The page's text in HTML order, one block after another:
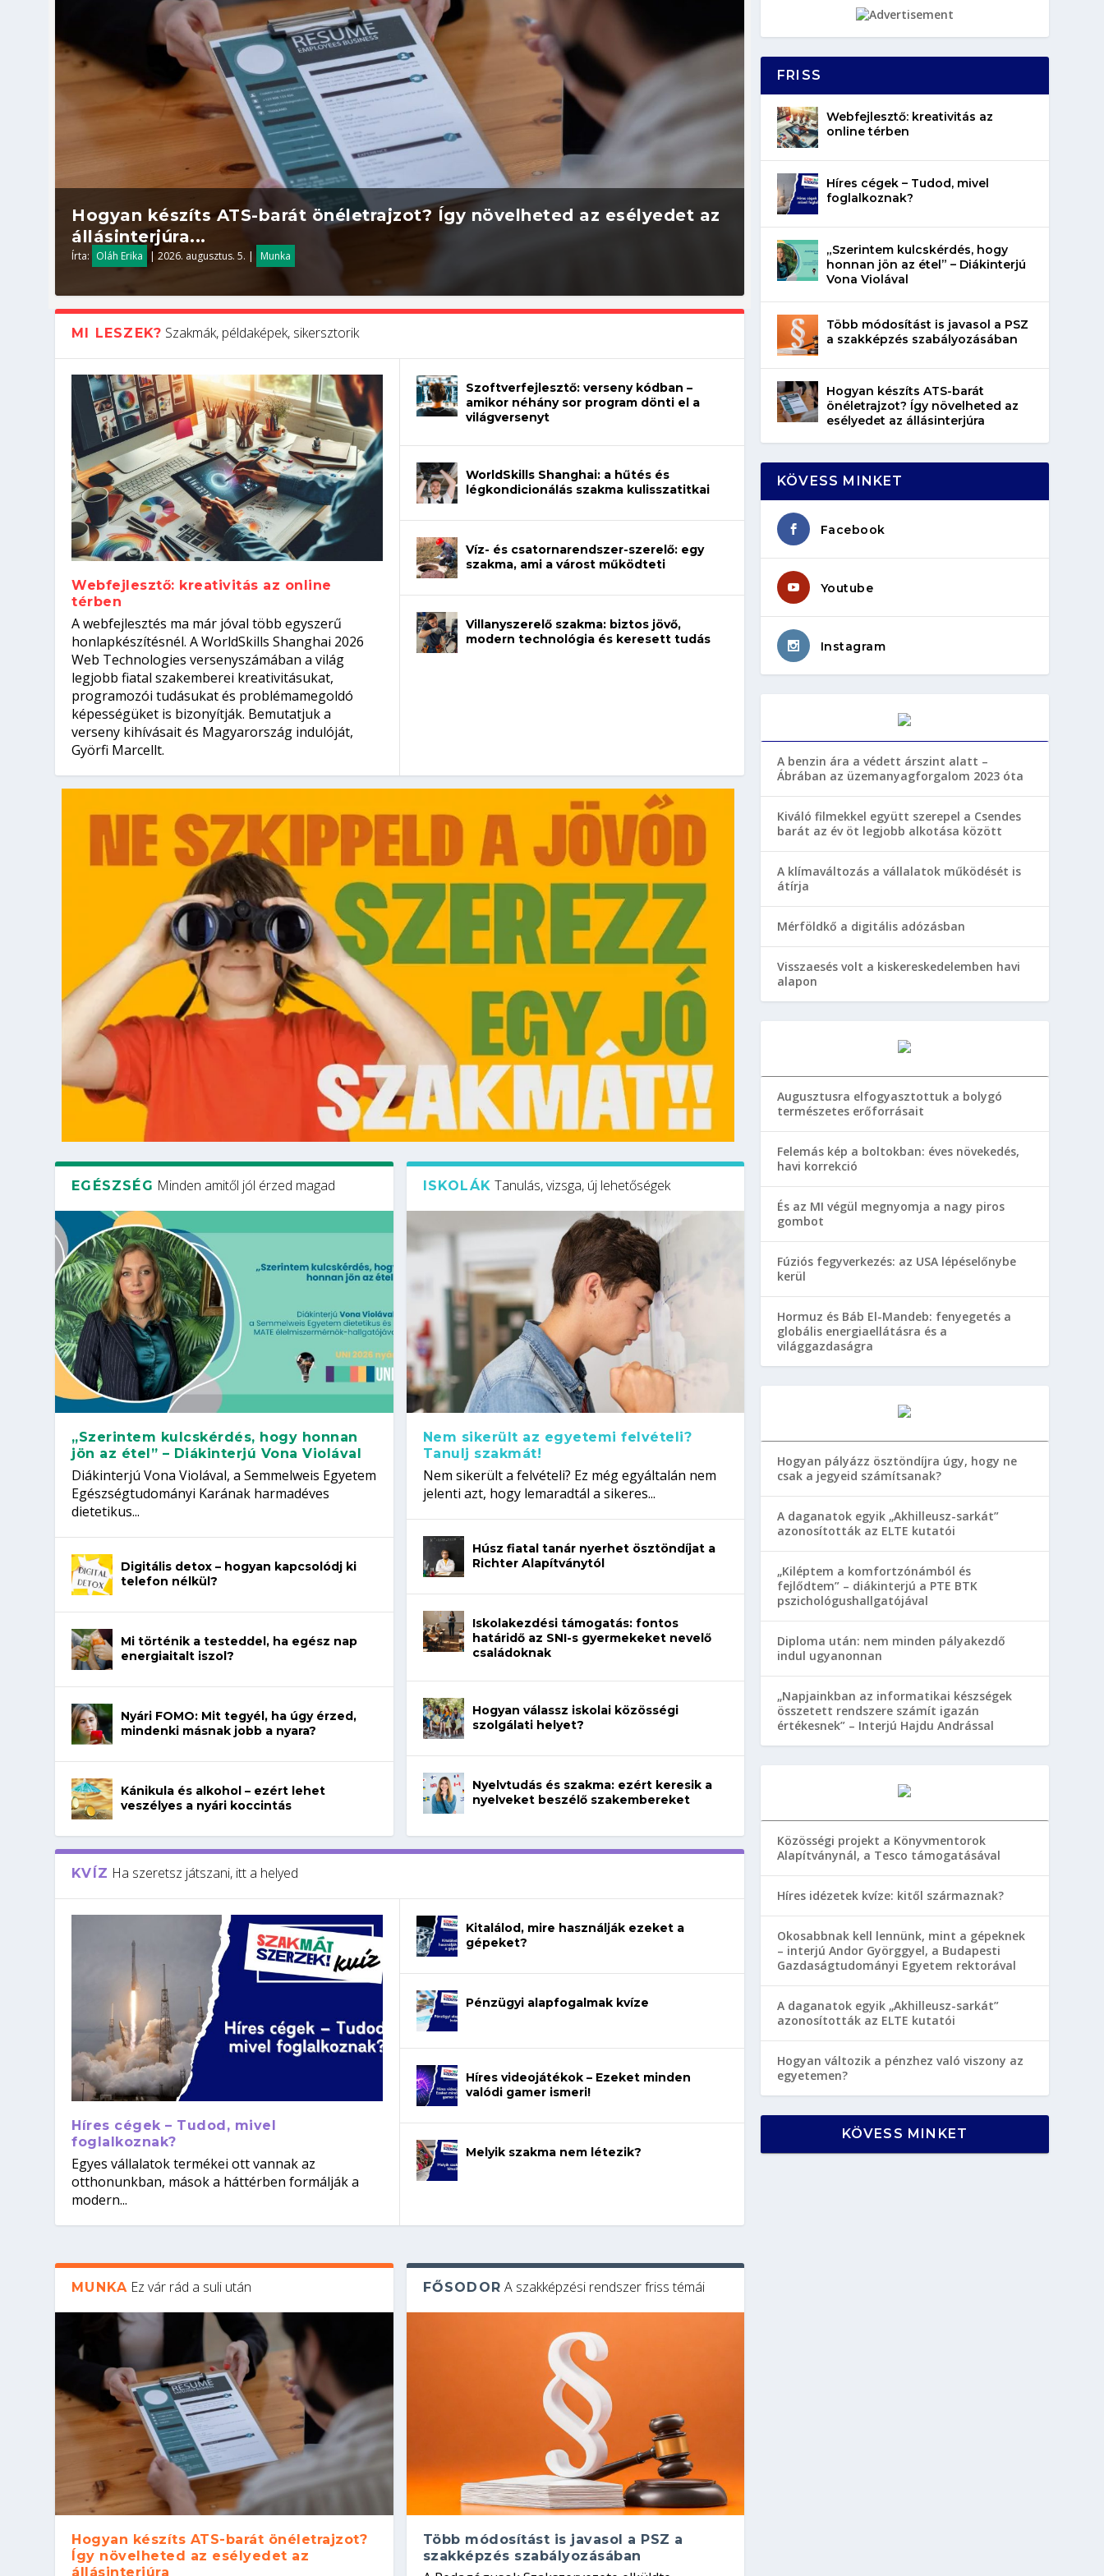
Hogyan készíts ATS-barát önéletrajzot? Így növelheted az esélyedet az
állásinterjúra...
Írta: Oláh Erika |2026. augusztus. 5. | Munka
Kitalálod, mire használják ezeket a gépeket?
Írta: Tóth Mónika |2026. augusztus. 4.| Kvíz
Nem sikerült az egyetemi felvételi? Tanulj szakmát!
Írta: Oláh Erika |2026. augusztus. 4.| Iskolák
Szoftverfejlesztő: verseny kódban – amikor néhány sor program dönti
el a világversenyt...
Írta: Szakmát Szerzek | 2026. augusztus. 3.| Mi leszek?
Digitális detox – hogyan kapcsolódj ki telefon nélkül?
Írta: Oláh Erika |2026. augusztus. 3.| Egészség
MI LESZEK? Szakmák, példaképek, sikersztorik
Webfejlesztő: kreativitás az online
térben
A webfejlesztés ma már jóval több egyszerű
honlapkészítésnél. A WorldSkills Shanghai 2026
Web Technologies versenyszámában a világ
legjobb fiatal szakemberei kreativitásukat,
programozói tudásukat és problémamegoldó
képességüket is bizonyítják. Bemutatjuk a
verseny kihívásait és Magyarország indulóját,
Györfi Marcellt.
Szoftverfejlesztő: verseny kódban –
amikor néhány sor program dönti el a
világversenyt
WorldSkills Shanghai: a hűtés és
légkondicionálás szakma kulisszatitkai
Víz- és csatornarendszer-szerelő: egy
szakma, ami a várost működteti
Villanyszerelő szakma: biztos jövő,
modern technológia és keresett tudás
EGÉSZSÉG Minden amitől jól érzed magad
„Szerintem kulcskérdés, hogy honnan
jön az étel” – Diákinterjú Vona Violával
Diákinterjú Vona Violával, a Semmelweis Egyetem
Egészségtudományi Karának harmadéves
dietetikus...
Digitális detox – hogyan kapcsolódj ki
telefon nélkül?
Mi történik a testeddel, ha egész nap
energiaitalt iszol?
Nyári FOMO: Mit tegyél, ha úgy érzed,
mindenki másnak jobb a nyara?
Kánikula és alkohol – ezért lehet
veszélyes a nyári koccintás
ISKOLÁK Tanulás, vizsga, új lehetőségek
Nem sikerült az egyetemi felvételi?
Tanulj szakmát!
Nem sikerült a felvételi? Ez még egyáltalán nem
jelenti azt, hogy lemaradtál a sikeres...
Húsz fiatal tanár nyerhet ösztöndíjat a
Richter Alapítványtól
Iskolakezdési támogatás: fontos
határidő az SNI-s gyermekeket nevelő
családoknak
Hogyan válassz iskolai közösségi
szolgálati helyet?
Nyelvtudás és szakma: ezért keresik a
nyelveket beszélő szakembereket
KVÍZ Ha szeretsz játszani, itt a helyed
Híres cégek – Tudod, mivel
foglalkoznak?
Egyes vállalatok termékei ott vannak az
otthonunkban, mások a háttérben formálják a
modern...
Kitalálod, mire használják ezeket a
gépeket?
Pénzügyi alapfogalmak kvíze
Híres videojátékok – Ezeket minden
valódi gamer ismeri!
Melyik szakma nem létezik?
MUNKA Ez vár rád a suli után
Hogyan készíts ATS-barát önéletrajzot?
Így növelheted az esélyedet az
állásinterjúra
FŐSODOR A szakképzési rendszer friss témái
Több módosítást is javasol a PSZ a
szakképzés szabályozásában
FRISS
Webfejlesztő: kreativitás az
online térben
Híres cégek – Tudod, mivel
foglalkoznak?
„Szerintem kulcskérdés, hogy
honnan jön az étel” – Diákinterjú
Vona Violával
Több módosítást is javasol a PSZ
a szakképzés szabályozásában
Hogyan készíts ATS-barát
önéletrajzot? Így növelheted az
esélyedet az állásinterjúra
KÖVESS MINKET
Facebook
Youtube
Instagram
A benzin ára a védett árszint alatt –
Ábrában az üzemanyagforgalom 2023 óta
Kiváló filmekkel együtt szerepel a Csendes
barát az év öt legjobb alkotása között
A klímaváltozás a vállalatok működését is
átírja
Mérföldkő a digitális adózásban
Visszaesés volt a kiskereskedelemben havi
alapon
Augusztusra elfogyasztottuk a bolygó
természetes erőforrásait
Felemás kép a boltokban: éves növekedés,
havi korrekció
És az MI végül megnyomja a nagy piros
gombot
Fúziós fegyverkezés: az USA lépéselőnybe
kerül
Hormuz és Báb El-Mandeb: fenyegetés a
globális energiaellátásra és a
világgazdaságra
Hogyan pályázz ösztöndíjra úgy, hogy ne
csak a jegyeid számítsanak?
A daganatok egyik „Akhilleusz-sarkát”
azonosították az ELTE kutatói
„Kiléptem a komfortzónámból és
fejlődtem” – diákinterjú a PTE BTK
pszichológushallgatójával
Diploma után: nem minden pályakezdő
indul ugyanonnan
„Napjainkban az informatikai készségek
összetett rendszere számít igazán
értékesnek” – Interjú Hajdu Andrással
Közösségi projekt a Könyvmentorok
Alapítványnál, a Tesco támogatásával
Híres idézetek kvíze: kitől származnak?
Okosabbnak kell lennünk, mint a gépeknek
– interjú Andor Györggyel, a Budapesti
Gazdaságtudományi Egyetem rektorával
A daganatok egyik „Akhilleusz-sarkát”
azonosították az ELTE kutatói
Hogyan változik a pénzhez való viszony az
egyetemen?
KÖVESS MINKET